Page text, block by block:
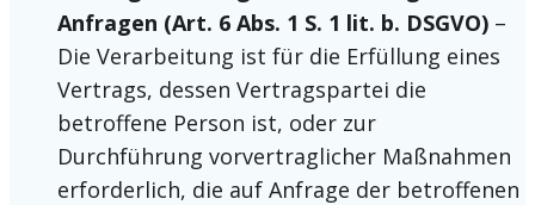
Anfragen (Art. 6 Abs. 1 S. 1 lit. b. DSGVO) –
Die Verarbeitung ist für die Erfüllung eines
Vertrags, dessen Vertragspartei die
betroffene Person ist, oder zur
Durchführung vorvertraglicher Maßnahmen
erforderlich, die auf Anfrage der betroffenen